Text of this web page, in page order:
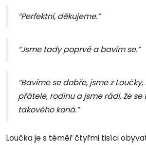
“Perfektní, děkujeme.”
“Jsme tady poprvé a bavím se.”
“Bavíme se dobře, jsme z
přátele, rodinu a jsme rádi, že
takového koná.”
Loučka je s téměř čtyřmi tisíci